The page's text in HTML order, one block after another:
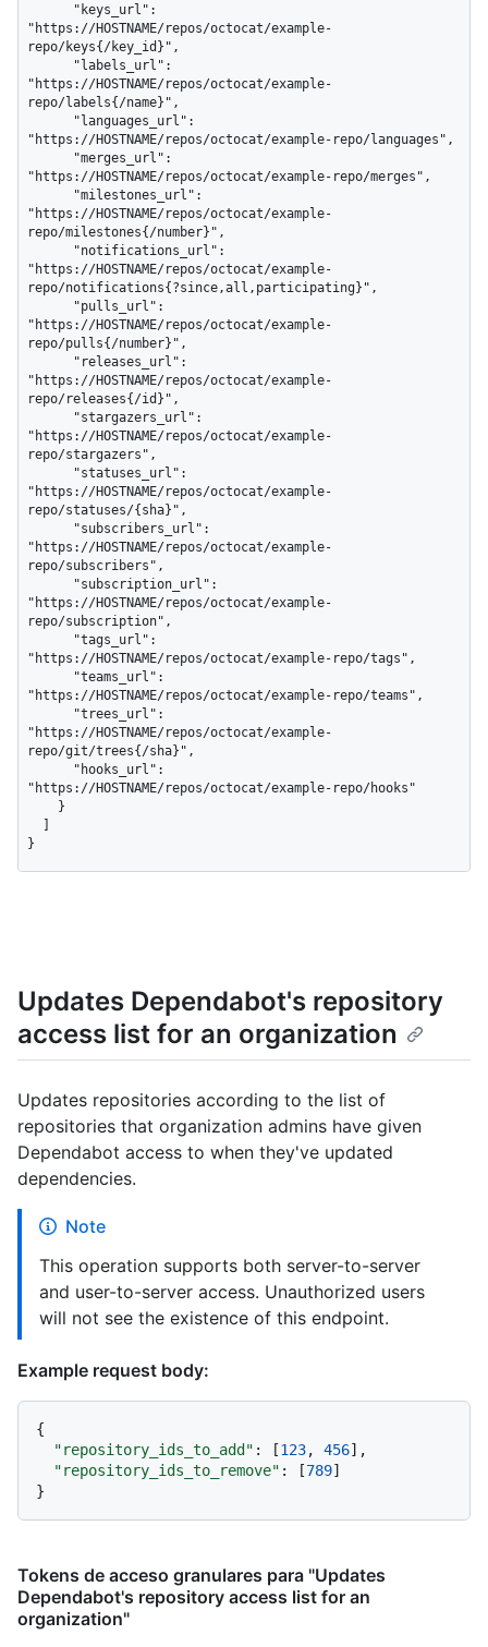
"https://HOSTNAME/repos/octocat/example-
repo/keys{/key_id}",
"https://HOSTNAME/repos/octocat/example-
repo/labels{/name}",
"https://HOSTNAME/repos/octocat/example-repo/languages",
"https://HOSTNAME/repos/octocat/example-repo/merges",
"https://HOSTNAME/repos/octocat/example-
repo/milestones{/number}",
"https://HOSTNAME/repos/octocat/example-
repo/notifications{?since,all,participating}",
"https://HOSTNAME/repos/octocat/example-
repo/pulls{/number}",
"https://HOSTNAME/repos/octocat/example-
repo/releases{/id}",
"https://HOSTNAME/repos/octocat/example-
repo/stargazers",
"https://HOSTNAME/repos/octocat/example-
repo/statuses/{sha}",
"https://HOSTNAME/repos/octocat/example-
repo/subscribers",
"https://HOSTNAME/repos/octocat/example-
repo/subscription",
"https://HOSTNAME/repos/octocat/example-repo/tags",
"https://HOSTNAME/repos/octocat/example-repo/teams",
"https://HOSTNAME/repos/octocat/example-
repo/git/trees{/sha}",
"https://HOSTNAME/repos/octocat/example-repo/hooks"
}
Updates Dependabot's repository
access list for an organization
Updates repositories according to the list of
repositories that organization admins have given
Dependabot access to when they've updated
dependencies.
Note
This operation supports both server-to-server
and user-to-server access. Unauthorized users
will not see the existence of this endpoint.
Example request body:
{
"repository_ids_to_add" : [123, 456] ,
"repository_ids_to_remove" : [789]
}
Tokens de acceso granulares para "Updates
Dependabot's repository access list for an
organization"